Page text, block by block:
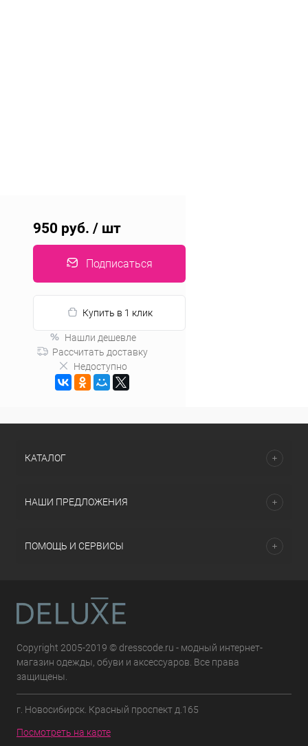
950 руб. / шт
Подписаться
Купить в 1 клик
Нашли дешевле
Рассчитать доставку
Недоступно
КАТАЛОГ
НАШИ ПРЕДЛОЖЕНИЯ
ПОМОЩЬ И СЕРВИСЫ
Copyright 2005-2019 © dresscode.ru - модный интернет-
магазин одежды, обуви и аксессуаров. Все права
защищены.
г. Новосибирск. Красный проспект д.165
Посмотреть на карте